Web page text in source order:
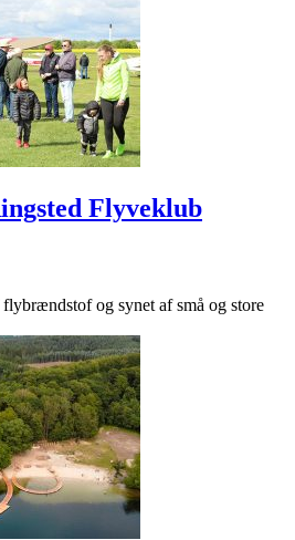
Flyveklub
og synet af små og store